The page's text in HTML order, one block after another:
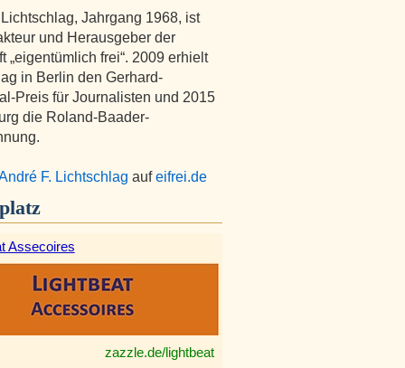
Jahrgang 1968, ist
und Herausgeber der
„eigentümlich frei“. 2009 erhielt
in Berlin den Gerhard-
Preis für Journalisten und 2015
die Roland-Baader-
F. Lichtschlag aufeifrei.de
Assecoires
zazzle.de/lightbeat